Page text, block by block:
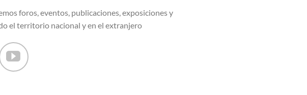
foros, eventos, publicaciones, exposiciones y
el territorio nacional y en el extranjero